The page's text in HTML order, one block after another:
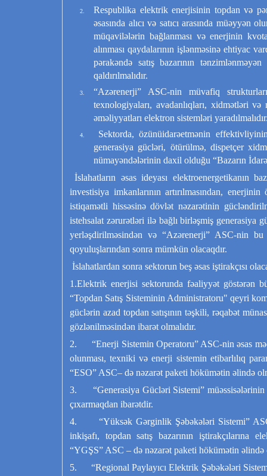
Respublika elektrik enerjisinin topdan və
əsasında alıcı və satıcı arasında
müqavilələrin bağlanması və enerjinin
alınması qaydalarının işlənməsinə ehtiyac
pərakəndə satış bazarının
qaldırılmalıdır.
“Azərenerji” ASC-nin müvafiq
texnologiyaları, avadanlıqları, xidmətləri
əməliyyatları elektron sistemləri
Sektorda, özünüidarəetmənin
generasiya gücləri, ötürülmə, dispetçer
nümayəndələrinin daxil olduğu “Bazarın
İslahatların əsas ideyası elektroenergetikanın
investisiya imkanlarının artırılmasından,
istiqamətli hissəsinə dövlət nəzarətinin
istehsalat zərurətləri ilə bağlı birləşmiş generasiya
yerləşdirilməsindən və “Azərenerji” ASC-nin bu
qoyuluşlarından sonra mümkün olacaqdır.
İslahatlardan sonra sektorun beş əsas iştirakçısı
1.Elektrik enerjisi sektorunda fəaliyyət göstərən
“Topdan Satış Sisteminin Administratoru" qeyri
güclərin azad topdan satışının təşkili, rəqabət
gözlənilməsindən ibarət olmalıdır.
2. “Enerji Sistemin Operatoru” ASC-nin əsas
olunması, texniki və enerji sistemin etibarlılıq
“ESO” ASC– də nəzarət paketi hökümətin əlində
3. “Generasiya Gücləri Sistemi” müəssisələrinin
çıxarmaqdan ibarətdir.
4. “Yüksək Gərginlik Şəbəkələri Sistemi”
inkişafı, topdan satış bazarının iştirakçılarına
“YGŞS” ASC – də nəzarət paketi hökümətin əlində
5. “Regional Paylayıcı Elektrik Şəbəkələri